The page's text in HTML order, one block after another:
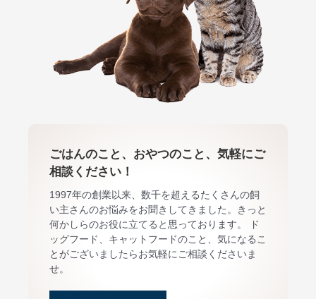
ごはんのこと、おやつのこと、気軽にご
相談ください！
1997年の創業以来、数千を超えるたくさんの飼
い主さんのお悩みをお聞きしてきました。きっと
何かしらのお役に立てると思っております。 ド
ッグフード、キャットフードのこと、気になるこ
とがございましたらお気軽にご相談くださいま
せ。